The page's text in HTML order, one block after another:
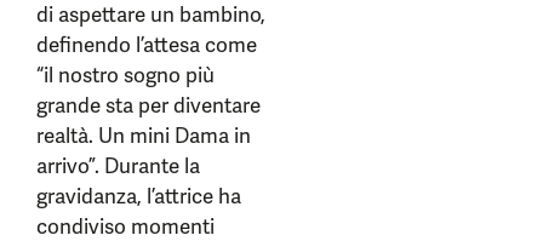
di aspettare un bambino,
definendo l’attesa come
“il nostro sogno più
grande sta per diventare
realtà. Un mini Dama in
arrivo”. Durante la
gravidanza, l’attrice ha
condiviso momenti